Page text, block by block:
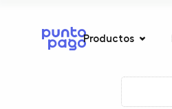
Productos